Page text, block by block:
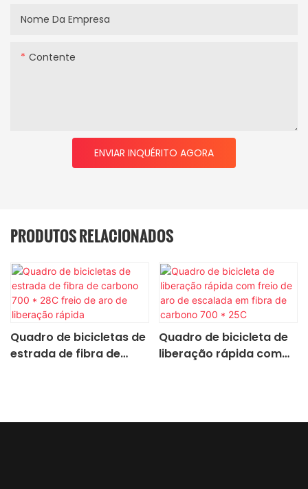
Nome Da Empresa
Contente
ENVIAR INQUÉRITO AGORA
PRODUTOS RELACIONADOS
Quadro de bicicletas de
estrada de fibra de
Quadro de bicicleta de
liberação rápida com